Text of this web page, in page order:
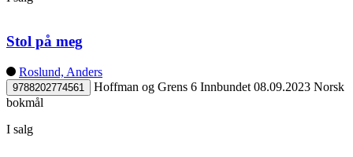
Stol på meg
Roslund, Anders
9788202774561 Hoffman og Grens 6 Innbundet 08.09.2023 Norsk
bokmål
I salg